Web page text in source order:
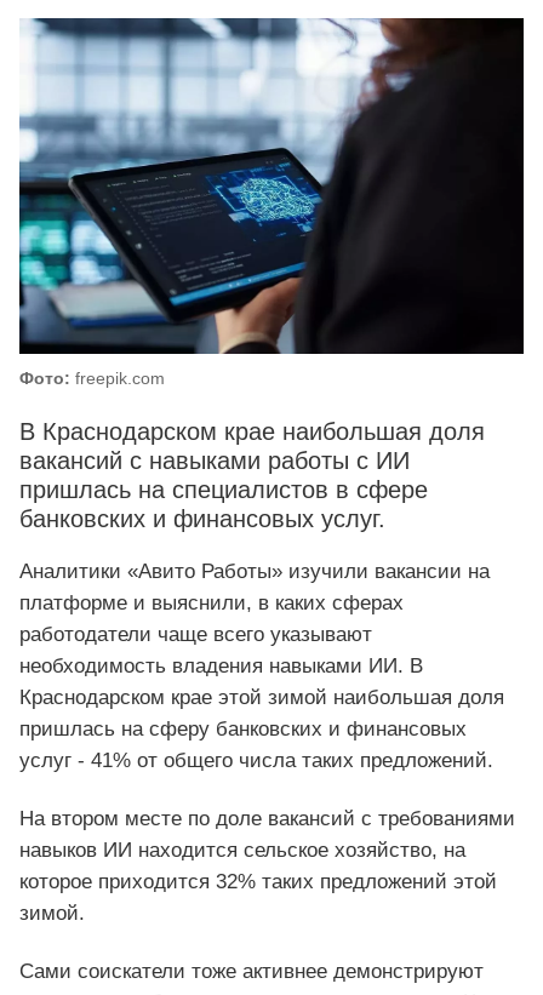
Фото: freepik.com
В Краснодарском крае наибольшая доля
вакансий с навыками работы с ИИ
пришлась на специалистов в сфере
банковских и финансовых услуг.
Аналитики «Авито Работы» изучили вакансии на
платформе и выяснили, в каких сферах
работодатели чаще всего указывают
необходимость владения навыками ИИ. В
Краснодарском крае этой зимой наибольшая доля
пришлась на сферу банковских и финансовых
услуг - 41% от общего числа таких предложений.
На втором месте по доле вакансий с требованиями
навыков ИИ находится сельское хозяйство, на
которое приходится 32% таких предложений этой
зимой.
Сами соискатели тоже активнее демонстрируют